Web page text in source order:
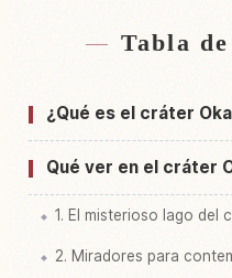
Buscar alojamiento
Buscar
Tabla
¿Qué es el cráter
Qué ver en el cráter
1. El misterioso lago del
2. Miradores para